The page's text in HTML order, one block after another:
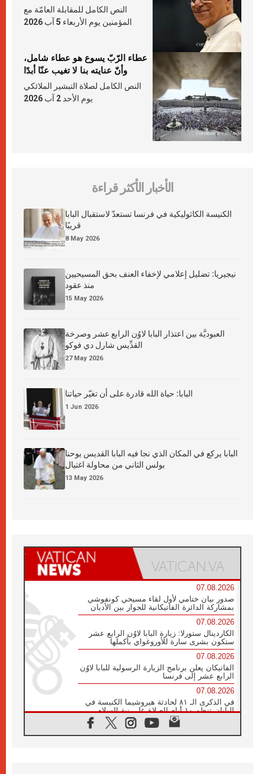
النص الكامل للمقابلة العامّة مع
المؤمنين يوم الأربعاء 5 آب 2026
عطاء الرّبّ يسوع هو عطاء شامل،
وأنّ عنايته بنا لا تغيب عنّا أبدًا
النص الكامل لصلاة التبشير الملائكي
يوم الأحد 2 آب 2026
الأخبار الأكثر قراءة
الكنيسة الكاثوليكية في فرنسا تستعدّ لاستقبال البابا
قريبًا
8 May 2026
نيجيريا: تضليل إعلامي لإخفاء العنف بحق المسيحيين
منذ عقود
15 May 2026
العبوديَّة بين اعتذار البابا لاوُن الرابع عشر وصرخة
القدِّيس شارل دي فوكو
27 May 2026
البابا: حياة الله قادرة على أن تغيّر حياتنا
1 Jun 2026
البابا يركع في المكان الذي نجا فيه البابا القديس يوحنا
بولس الثاني من محاولة اغتيال
13 May 2026
07.08.2026
صدور بيان ختامي لأول لقاء مسيحي كونفوشي
بمشاركة الدائرة الفاتيكانية للحوار بين الأديان
07.08.2026
الكاردينال ستورلا: زيارة البابا لاوُن الرابع عشر
ستكون بشرى سارة للأوروغواي بأكملها
07.08.2026
الفاتيكان يعلن برنامج الزيارة الرسولية للبابا لاوُن
الرابع عشر إلى فرنسا
07.08.2026
في الذكرى الـ ٨١ لحادثة هيروشيما الكنيسة في
اليابان تنظم ١٠ أيام للصلاة على نية السلام
الكنيسة في الأوروغواي: زيارة البابا ستعزز